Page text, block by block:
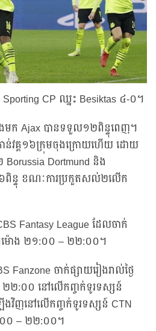
CP ឈ្នះ Besiktas ៤-០។
ងមក Ajax បានទទួល១២ពិន្ទុពេញ។
ន់វគ្គ១៦ក្រុមចុងក្រោយហើយ ដោយ
Borussia Dortmund និង
ពិន្ទុ ខណៈការប្រកួតសល់២លើក
Fantasy League ដែលចាក់
ាម៉ោង ២១:០០ – ២២:០០។
Fanzone ចាក់ផ្សាយរៀងរាល់ថ្ងៃ
២:០០ នៅលើកញ្ចក់ទូរទស្សន៍
ងវិញនៅលើកញ្ចក់ទូរទស្សន៍ CTN
០០ – ២២:០០។